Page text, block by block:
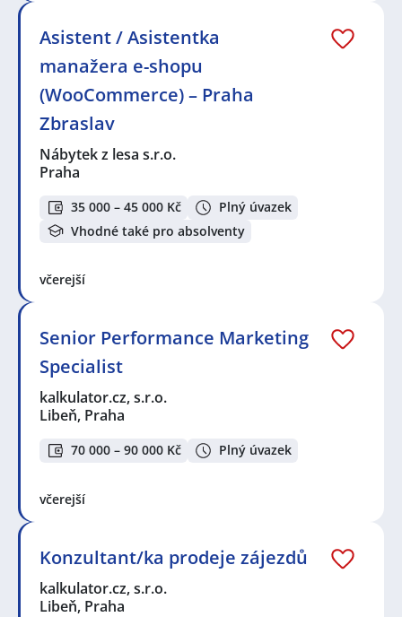
Asistent / Asistentka
manažera e-shopu
(WooCommerce) – Praha
Zbraslav
Nábytek z lesa s.r.o.
Praha
35 000 – 45 000 Kč
Plný úvazek
Vhodné také pro absolventy
včerejší
Senior Performance Marketing
Specialist
kalkulator.cz, s.r.o.
Libeň, Praha
70 000 – 90 000 Kč Plný úvazek
včerejší
Konzultant/ka prodeje zájezdů
kalkulator.cz, s.r.o.
Libeň, Praha